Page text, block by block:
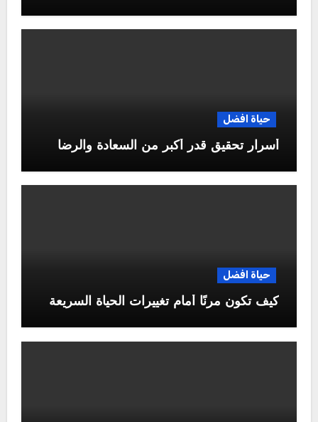
حياة افضل
أسرار تحقيق قدر أكبر من السعادة والرضا
حياة افضل
كيف تكون مرنًا أمام تغييرات الحياة السريعة